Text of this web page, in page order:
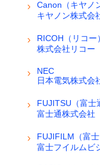
Canon（キヤノ
キヤノン株式会
RICOH（リコー
株式会社リコー
NEC
日本電気株式会
FUJITSU（富士
富士通株式会社
FUJIFILM（富
富士フイルムビ